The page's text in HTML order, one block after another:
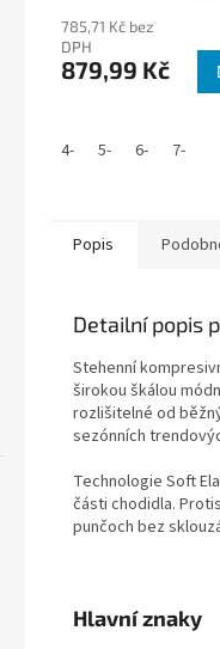
785,71 Kč bez
DPH
879,99 Kč
4- 5- 6- 7-
Popis
Detailní popis
Stehenní
širokou škálou
rozlišitelné od
sezónních
Technologie Soft
části chodidla.
punčoch bez
Hlavní znaky